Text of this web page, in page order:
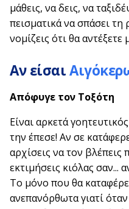
μάθεις, να δεις, να
πεισματικά να σπάσει
νομίζεις ότι θα αντέξετε
Αν είσαι
Απόφυγε τον Τοξότη
Είναι αρκετά
την έπεσε! Αν σε
αρχίσεις να τον βλέπεις
εκτιμήσεις κιόλας σαν...
Το μόνο που θα
ανεπανόρθωτα γιατί